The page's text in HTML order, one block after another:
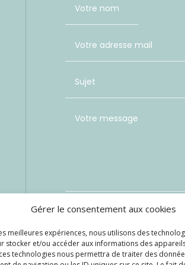
Gérer le consentement aux cookies
meilleures expériences, nous utilisons des
stocker et/ou accéder aux informations des
technologies nous permettra de traiter des
12 + 14=